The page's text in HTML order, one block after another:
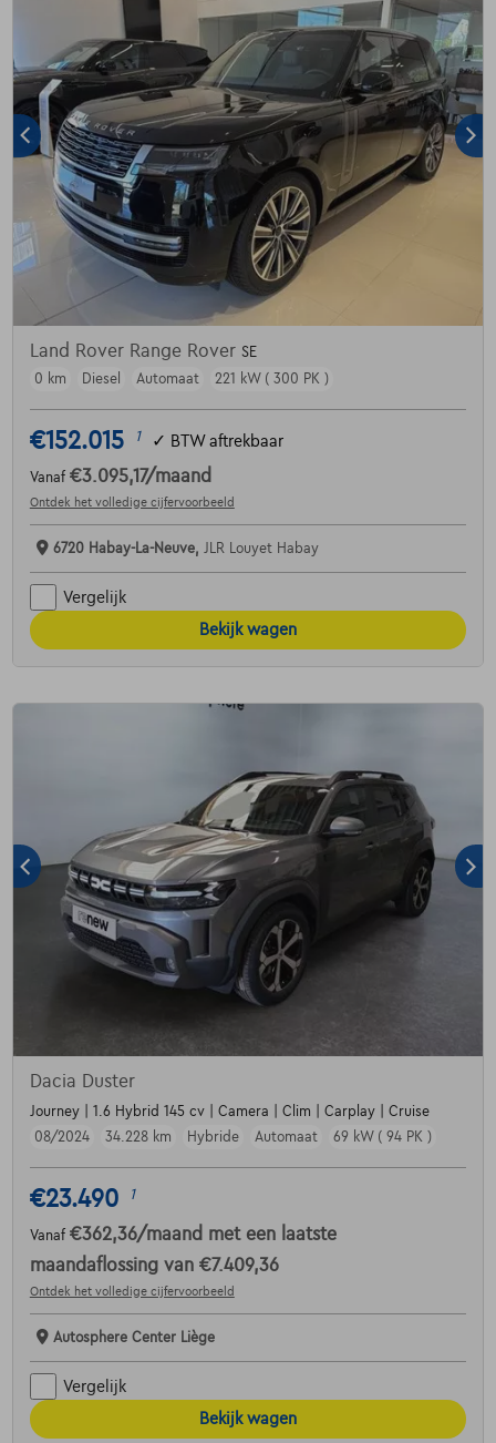
Land Rover Range Rover SE
0 km
Diesel Automaat 221 kW ( 300 PK )
€152.015 1 ✓ BTW aftrekbaar
Vanaf €3.095,17/maand
Ontdek het volledige cijfervoorbeeld
6720 Habay-La-Neuve, JLR Louyet Habay
Vergelijk
Bekijk wagen
Dacia Duster
Journey | 1.6 Hybrid 145 cv | Camera | Clim | Carplay | Cruise
08/2024
34.228 km Hybride Automaat 69 kW ( 94 PK )
€23.490 1
Vanaf €362,36/maand met een laatste
maandaflossing van €7.409,36
Ontdek het volledige cijfervoorbeeld
Autosphere Center Liège
Vergelijk
Bekijk wagen